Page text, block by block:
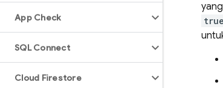
App Check
SQL Connect
Cloud Firestore
true